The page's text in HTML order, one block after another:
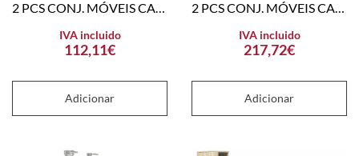
112,11€
IVA incluido
Adicionar
217,72€
IVA incluido
Adicionar